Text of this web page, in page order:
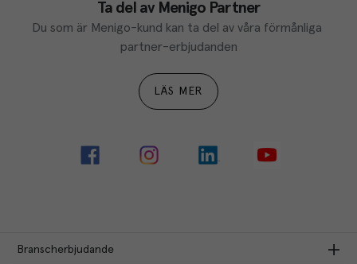
Ta del av Menigo Partner
Du som är Menigo-kund kan ta del av våra förmånliga
partner-erbjudanden
LÄS MER
Branscherbjudande